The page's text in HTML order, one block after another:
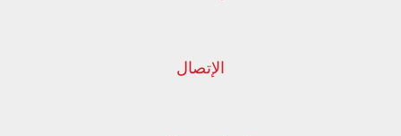
الإتصال